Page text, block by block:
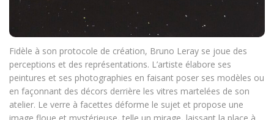
Fidèle à son protocole de création, Bruno Leray se joue des
perceptions et des représentations. L’artiste élabore ses
peintures et ses photographies en faisant poser ses modèles ou
en façonnant des décors derrière les vitres martelées de son
atelier. Le verre à facettes déforme le sujet et propose une
image floue et mystérieuse, telle un mirage, laissant la place à